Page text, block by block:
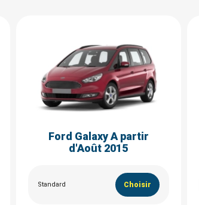
Ford Galaxy A partir
d'Août 2015
Standard Choisir